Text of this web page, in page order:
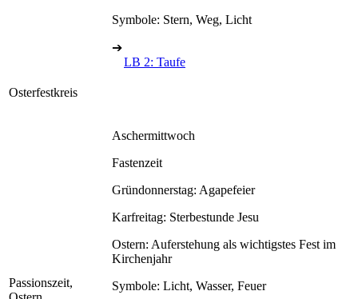
Symbole: Stern, Weg, Licht
➔
LB 2: Taufe
Osterfestkreis
Passionszeit,
Aschermittwoch
Fastenzeit
Gründonnerstag: Agapefeier
Karfreitag: Sterbestunde Jesu
Ostern: Auferstehung als wichtigstes Fest im
Kirchenjahr
Symbole: Licht, Wasser, Feuer